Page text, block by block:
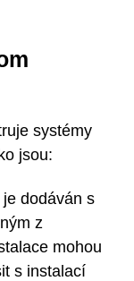
systémy
jsou:
je dodáván s
z
mohou
s instalací